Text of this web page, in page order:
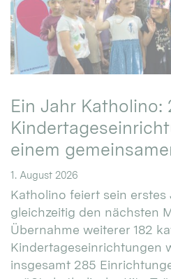
Ein Jahr Katholino:
einem
1. August 2026
Katholino feiert sein
gleichzeitig den nächsten
Übernahme weiterer 182
Kindertageseinrichtungen
insgesamt 285